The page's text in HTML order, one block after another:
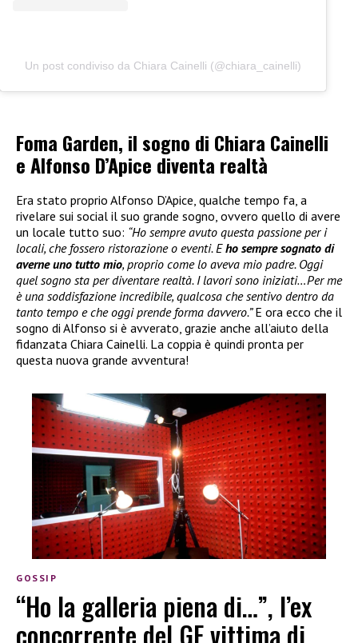
Un post condiviso da Chiara Cainelli (@chiara_cainelli)
Foma Garden, il sogno di Chiara Cainelli
e Alfonso D’Apice diventa realtà
Era stato proprio Alfonso D’Apice, qualche tempo fa, a
rivelare sui social il suo grande sogno, ovvero quello di avere
un locale tutto suo: “Ho sempre avuto questa passione per i
locali, che fossero ristorazione o eventi. Eho sempre sognato di
averne uno tutto mio, proprio come lo aveva mio padre. Oggi
quel sogno sta per diventare realtà. I lavori sono iniziati…Per me
è una soddisfazione incredibile, qualcosa che sentivo dentro da
tanto tempo e che oggi prende forma davvero.”E ora ecco che il
sogno di Alfonso si è avverato, grazie anche all’aiuto della
fidanzata Chiara Cainelli. La coppia è quindi pronta per
questa nuova grande avventura!
GOSSIP
“Ho la galleria piena di…”, l’ex
concorrente del GF vittima di